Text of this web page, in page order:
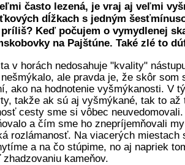
často lezená, je vraj aj veľmi
dĺžkach s jedným
Keď počujem o vymydlenej
na Pajštúne. Také zlé to
v horách nedosahuje "kvality"
ale pravda je, že skôr som
ako na hodnotenie vyšmýkanosti. V
takže ak sú aj vyšmýkané, tak to až
cesty sme si vôbec
a čím sme ho znepríjemňovali
rozlámanosť. Na viacerých miestach
a na čo stúpime, no aj napriek
kameňov.